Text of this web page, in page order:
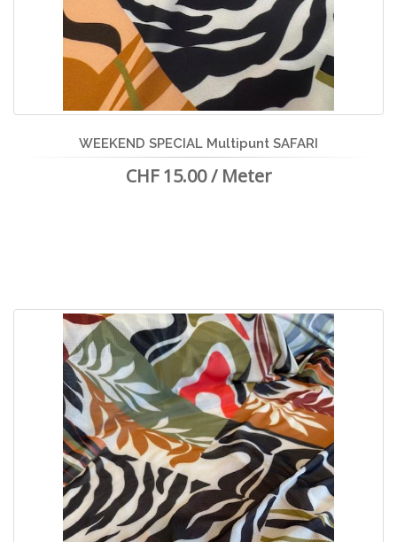
WEEKEND SPECIAL Multipunt SAFARI
CHF 15.00 / Meter